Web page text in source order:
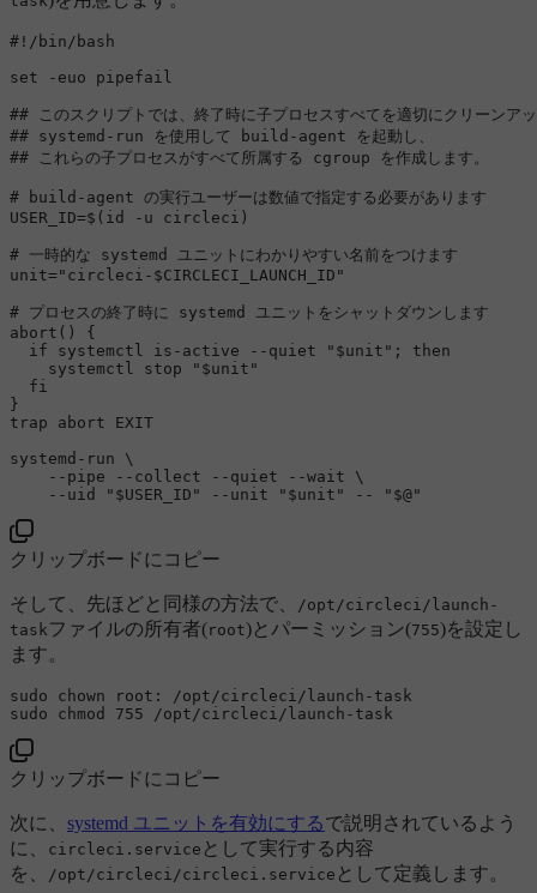
#!/bin/bash
set -euo pipefail
## このスクリプトでは、終了時に子プロセスすべてを適切にクリーンア
## systemd-run を使用して build-agent を起動し、
## これらの子プロセスがすべて所属する cgroup を作成します。
# build-agent の実行ユーザーは数値で指定する必要があります
USER_ID=$( id -u circleci)
# 一時的な systemd ユニットにわかりやすい名前をつけます
unit= "circleci- $CIRCLECI_LAUNCH_ID "
# プロセスの終了時に systemd ユニットをシャットダウンします
abort () {
if systemctl is-active --quiet " $unit " ; then
    systemctl stop
" $unit "
fi
trap abort EXIT
systemd-run \
    --pipe --collect --quiet --
wait \
    --uid
" $USER_ID " --unit " $unit " -- " $@"
クリップボードにコピー
そして、先ほどと同様の方法で、
/opt/circleci/launch-
task ファイルの所有者(root)とパーミッション(755)を設定し
ます。
sudo chown
sudo
chmod
クリップボードにコピー
次に、 systemd ユニットを有効にするで説明されているよう
に、
circleci.service として実行する内容
を、
/opt/circleci/circleci.service として定義します。